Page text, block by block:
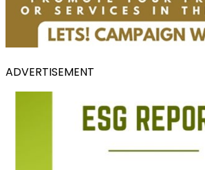
ADVERTISEMENT